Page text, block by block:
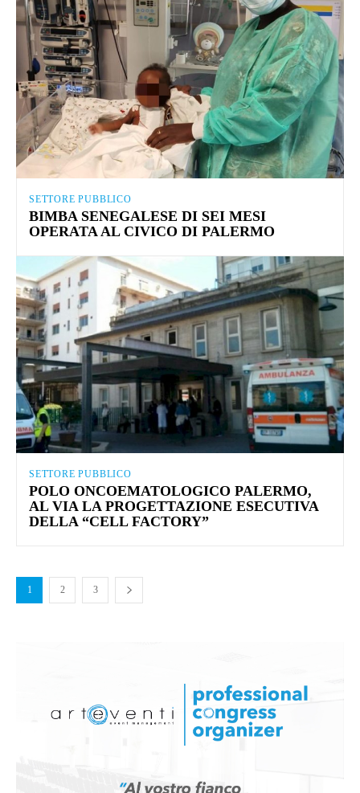
SETTORE PUBBLICO
BIMBA SENEGALESE DI SEI MESI
OPERATA AL CIVICO DI PALERMO
SETTORE PUBBLICO
POLO ONCOEMATOLOGICO PALERMO,
AL VIA LA PROGETTAZIONE ESECUTIVA
DELLA “CELL FACTORY”
1 2 3